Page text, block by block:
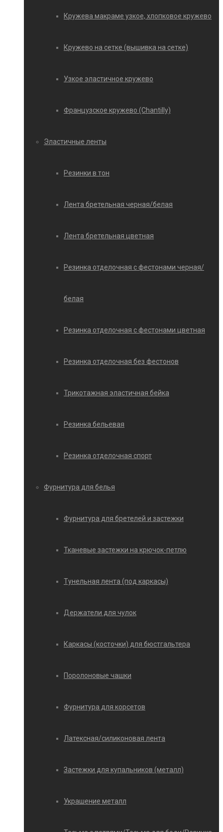
Кружева макраме узкое, хлопковое кружево
Кружево на сетке (вышивка на сетке)
Узкое эластичное кружево
Французское кружево (Chantilly)
Эластичные ленты
Резинки в тон
Лента бретельная черная/белая
Лента бретельная цветная
Резинка отделочная с фестонами черная/
белая
Резинка отделочная с фестонами цветная
Резинка отделочная без фестонов
Трикотажная эластичная бейка
Резинка бельевая
Резинка отделочная спорт
Фурнитура для белья
Фурнитура для бретелей и застежки
Тканевые застежки на крючок-петлю
Тунельная лента (под каркасы)
Держатели для чулок
Каркасы (косточки) для бюстгальтера
Поролоновые чашки
Фурнитура для корсетов
Латексная/силиконовая лента
Застежки для купальников (металл)
Украшение металл